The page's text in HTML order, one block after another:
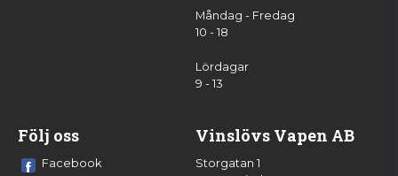
Måndag - Fredag
10 - 18
Lördagar
9 - 13
Följ oss
Facebook
Vinslövs Vapen AB
Storgatan 1